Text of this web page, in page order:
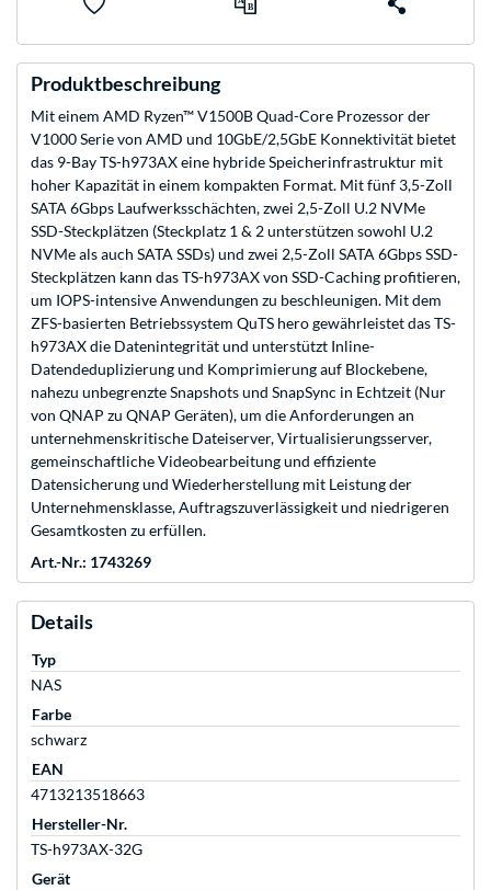
Produktbeschreibung
Mit einem AMD Ryzen™ V1500B Quad-Core Prozessor der
V1000 Serie von AMD und 10GbE/2,5GbE Konnektivität bietet
das 9-Bay TS-h973AX eine hybride Speicherinfrastruktur mit
hoher Kapazität in einem kompakten Format. Mit fünf 3,5-Zoll
SATA 6Gbps Laufwerksschächten, zwei 2,5-Zoll U.2 NVMe
SSD-Steckplätzen (Steckplatz 1 & 2 unterstützen sowohl U.2
NVMe als auch SATA SSDs) und zwei 2,5-Zoll SATA 6Gbps SSD-
Steckplätzen kann das TS-h973AX von SSD-Caching profitieren,
um IOPS-intensive Anwendungen zu beschleunigen. Mit dem
ZFS-basierten Betriebssystem QuTS hero gewährleistet das TS-
h973AX die Datenintegrität und unterstützt Inline-
Datendeduplizierung und Komprimierung auf Blockebene,
nahezu unbegrenzte Snapshots und SnapSync in Echtzeit (Nur
von QNAP zu QNAP Geräten), um die Anforderungen an
unternehmenskritische Dateiserver, Virtualisierungsserver,
gemeinschaftliche Videobearbeitung und effiziente
Datensicherung und Wiederherstellung mit Leistung der
Unternehmensklasse, Auftragszuverlässigkeit und niedrigeren
Gesamtkosten zu erfüllen.
Art.-Nr.: 1743269
Details
Typ
NAS
Farbe
schwarz
EAN
4713213518663
Hersteller-Nr.
TS-h973AX-32G
Gerät